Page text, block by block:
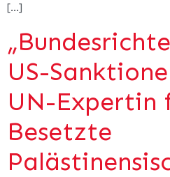
[…]
US-
UN-Expertin
Besetzte